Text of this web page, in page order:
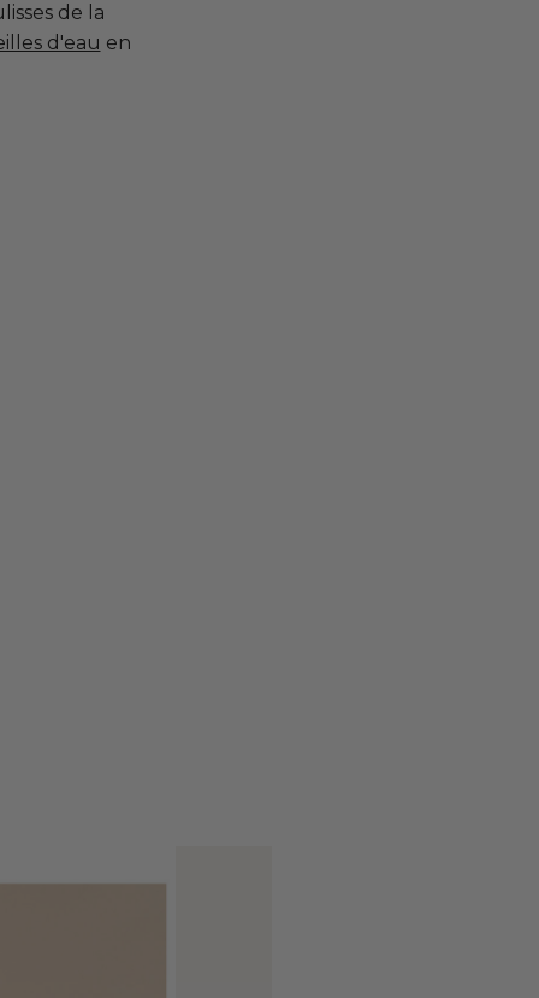
de la
d'eau en